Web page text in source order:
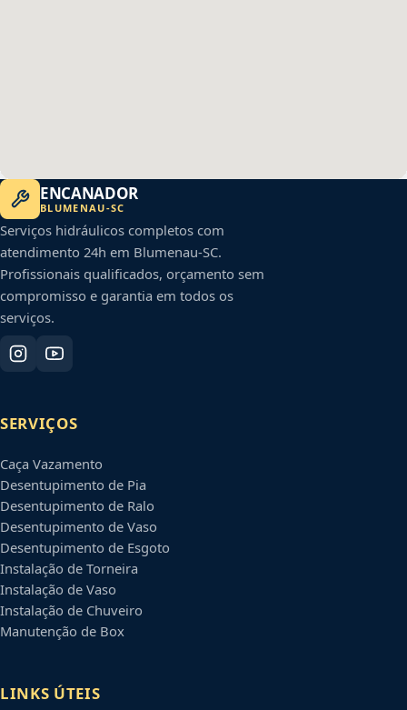
ENCANADOR
BLUMENAU-SC
Serviços hidráulicos completos com
atendimento 24h em Blumenau-SC.
Profissionais qualificados, orçamento sem
compromisso e garantia em todos os
serviços.
SERVIÇOS
Caça Vazamento
Desentupimento de Pia
Desentupimento de Ralo
Desentupimento de Vaso
Desentupimento de Esgoto
Instalação de Torneira
Instalação de Vaso
Instalação de Chuveiro
Manutenção de Box
LINKS ÚTEIS